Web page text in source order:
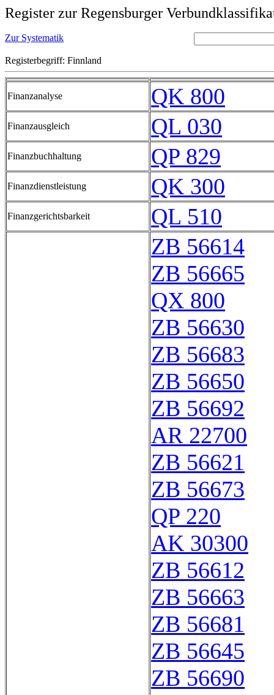
Register zur Regensburger
Zur Systematik
Registerbegriff: Finnland
Finanzanalyse QK 800
Finanzausgleich QL 030
Finanzbuchhaltung QP 829
Finanzdienstleistung QK 300
Finanzgerichtsbarkeit QL 510
ZB 56614
ZB 56665
QX 800
ZB 56630
ZB 56683
ZB 56650
ZB 56692
AR 22700
ZB 56621
ZB 56673
QP 220
AK 30300
ZB 56612
ZB 56663
ZB 56681
ZB 56645
ZB 56690